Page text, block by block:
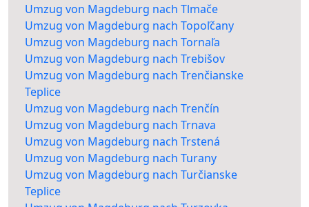
Umzug von Magdeburg nach Tlmače
Umzug von Magdeburg nach Topoľčany
Umzug von Magdeburg nach Tornaľa
Umzug von Magdeburg nach Trebišov
Umzug von Magdeburg nach Trenčianske
Teplice
Umzug von Magdeburg nach Trenčín
Umzug von Magdeburg nach Trnava
Umzug von Magdeburg nach Trstená
Umzug von Magdeburg nach Turany
Umzug von Magdeburg nach Turčianske
Teplice